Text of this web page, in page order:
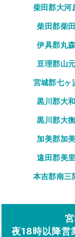
柴田郡大河
柴田郡柴
伊具郡丸
亘理郡山
宮城郡七ヶ
黒川郡大
黒川郡大
加美郡加
遠田郡美
本吉郡南三
夜18時以降営